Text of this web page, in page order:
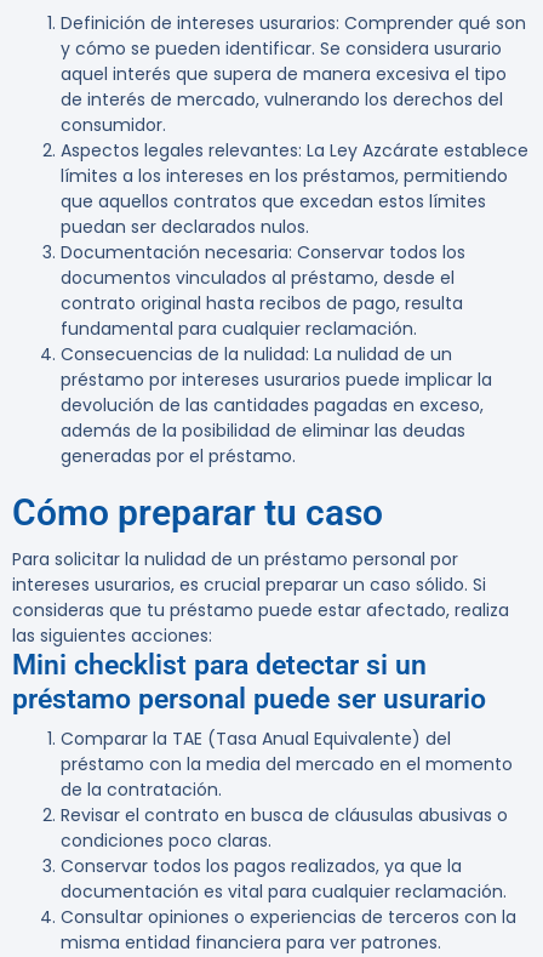
Definición de intereses usurarios: Comprender qué son
y cómo se pueden identificar. Se considera usurario
aquel interés que supera de manera excesiva el tipo
de interés de mercado, vulnerando los derechos del
consumidor.
Aspectos legales relevantes: La Ley Azcárate establece
límites a los intereses en los préstamos, permitiendo
que aquellos contratos que excedan estos límites
puedan ser declarados nulos.
Documentación necesaria: Conservar todos los
documentos vinculados al préstamo, desde el
contrato original hasta recibos de pago, resulta
fundamental para cualquier reclamación.
Consecuencias de la nulidad: La nulidad de un
préstamo por intereses usurarios puede implicar la
devolución de las cantidades pagadas en exceso,
además de la posibilidad de eliminar las deudas
generadas por el préstamo.
Cómo preparar tu caso
Para solicitar la nulidad de un préstamo personal por
intereses usurarios, es crucial preparar un caso sólido. Si
consideras que tu préstamo puede estar afectado, realiza
las siguientes acciones:
Mini checklist para detectar si un
préstamo personal puede ser usurario
Comparar la TAE (Tasa Anual Equivalente) del
préstamo con la media del mercado en el momento
de la contratación.
Revisar el contrato en busca de cláusulas abusivas o
condiciones poco claras.
Conservar todos los pagos realizados, ya que la
documentación es vital para cualquier reclamación.
Consultar opiniones o experiencias de terceros con la
misma entidad financiera para ver patrones.